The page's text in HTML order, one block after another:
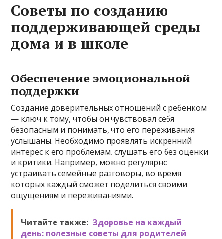
Советы по созданию
поддерживающей среды
дома и в школе
Обеспечение эмоциональной
поддержки
Создание доверительных отношений с ребенком
— ключ к тому, чтобы он чувствовал себя
безопасным и понимать, что его переживания
услышаны. Необходимо проявлять искренний
интерес к его проблемам, слушать его без оценки
и критики. Например, можно регулярно
устраивать семейные разговоры, во время
которых каждый сможет поделиться своими
ощущениям и переживаниями.
Читайте также: Здоровье на каждый
день: полезные советы для родителей